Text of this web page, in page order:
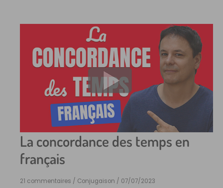
La concordance des temps en
français
21 commentaires / Conjugaison / 07/07/2023